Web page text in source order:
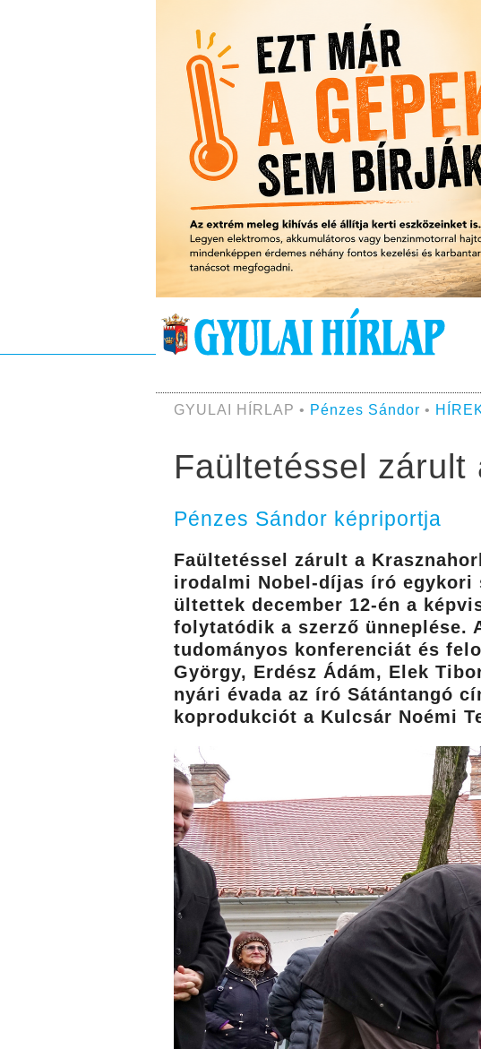
GYULAI HÍRLAP • Pénzes Sándor •
Faültetéssel
Pénzes Sándor képriportja
Faültetéssel zárult a
irodalmi Nobel-díjas író egykori
ültettek december 12-én a
folytatódik a szerző ünneplése.
tudományos konferenciát és
György, Erdész Ádám, Elek
nyári évada az író Sátántangó
koprodukciót a Kulcsár Noémi